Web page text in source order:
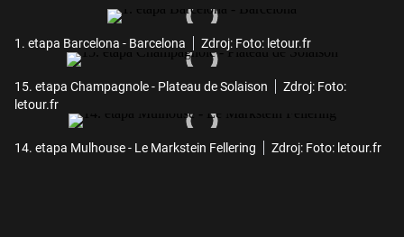
1. etapa Barcelona - Barcelona Zdroj: Foto: letour.fr
15. etapa Champagnole - Plateau de Solaison
Zdroj: Foto:
letour.fr
14. etapa Mulhouse - Le Markstein Fellering Zdroj: Foto: letour.fr